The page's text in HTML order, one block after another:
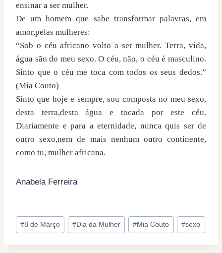
ensinar a ser mulher.
De um homem que sabe transformar palavras, em
amor,pelas mulheres:
“Sob o céu africano volto a ser mulher. Terra, vida,
água são do meu sexo. O céu, não, o céu é masculino.
Sinto que o céu me toca com todos os seus dedos.”
(Mia Couto)
Sinto que hoje e sempre, sou composta no meu sexo,
desta terra,desta água e tocada por este céu.
Diariamente e para a eternidade, nunca quis ser de
outro sexo,nem de mais nenhum outro continente,
como tu, mulher africana.
Anabela Ferreira
Post
Tags:
#8 de Março #Dia da Mulher #Mia Couto #sexo